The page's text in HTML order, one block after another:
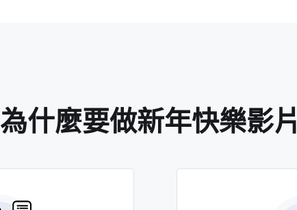
為什麼要做新年快樂影片